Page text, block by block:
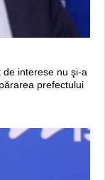
interese nu şi-a
prefectului